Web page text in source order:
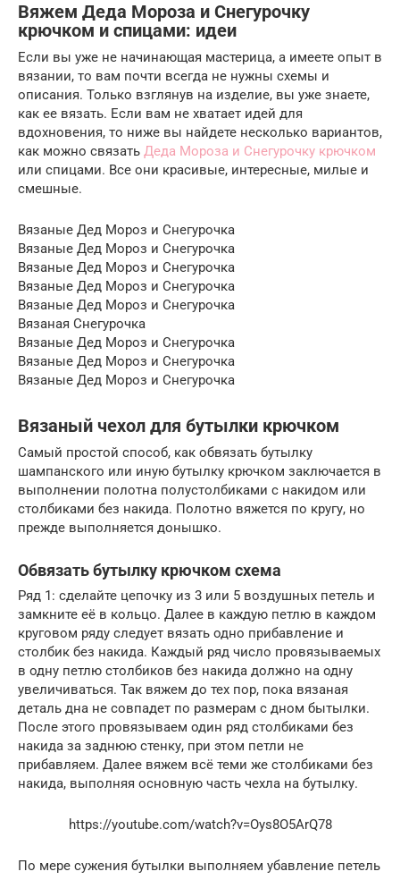
Вяжем Деда Мороза и Снегурочку
крючком и спицами: идеи
Если вы уже не начинающая мастерица, а имеете опыт в
вязании, то вам почти всегда не нужны схемы и
описания. Только взглянув на изделие, вы уже знаете,
как ее вязать. Если вам не хватает идей для
вдохновения, то ниже вы найдете несколько вариантов,
как можно связать Деда Мороза и Снегурочку крючком
или спицами. Все они красивые, интересные, милые и
смешные.
Вязаные Дед Мороз и Снегурочка
Вязаные Дед Мороз и Снегурочка
Вязаные Дед Мороз и Снегурочка
Вязаные Дед Мороз и Снегурочка
Вязаные Дед Мороз и Снегурочка
Вязаная Снегурочка
Вязаные Дед Мороз и Снегурочка
Вязаные Дед Мороз и Снегурочка
Вязаные Дед Мороз и Снегурочка
Вязаный чехол для бутылки крючком
Самый простой способ, как обвязать бутылку
шампанского или иную бутылку крючком заключается в
выполнении полотна полустолбиками с накидом или
столбиками без накида. Полотно вяжется по кругу, но
прежде выполняется донышко.
Обвязать бутылку крючком схема
Ряд 1: сделайте цепочку из 3 или 5 воздушных петель и
замкните её в кольцо. Далее в каждую петлю в каждом
круговом ряду следует вязать одно прибавление и
столбик без накида. Каждый ряд число провязываемых
в одну петлю столбиков без накида должно на одну
увеличиваться. Так вяжем до тех пор, пока вязаная
деталь дна не совпадет по размерам с дном бытылки.
После этого провязываем один ряд столбиками без
накида за заднюю стенку, при этом петли не
прибавляем. Далее вяжем всё теми же столбиками без
накида, выполняя основную часть чехла на бутылку.
https://youtube.com/watch?v=Oys8O5ArQ78
По мере сужения бутылки выполняем убавление петель